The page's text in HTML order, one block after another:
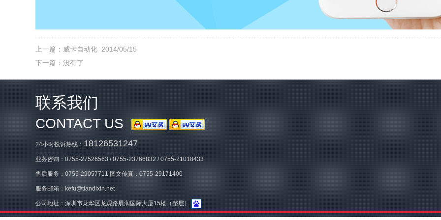
上一篇： 威卡自动化 2014/05/15
下一篇：没有了
联系我们
CONTACT US
24小时投诉热线：18126531247
业务咨询：0755-27526563/0755-23766832/0755-21018433
售后服务：0755-29057711图文传真：0755-29171400
服务邮箱：kefu@tiandixin.net
公司地址：深圳市龙华区龙观路展润国际大厦15楼（整层）